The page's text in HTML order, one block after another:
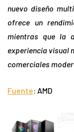
nuevo diseño
ofrece un
mientras que la
experiencia visual
comerciales
Fuente: AMD